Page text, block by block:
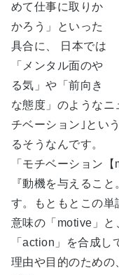
めて仕事に取りか
かろう」といった
具合に、 日本では
「メンタル面のや
る気」や「前向き
な態度」のような
チベーション｣とい
るそうなんです。
「モチベーション
『動機を与えるこ
す。もともとこの単
意味の「motive」と
「action」を合成
理由や目的のため